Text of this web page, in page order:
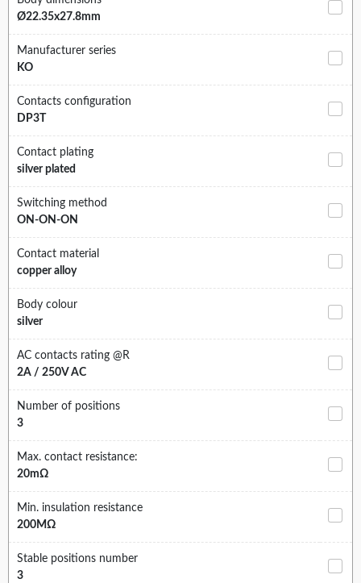
Ø22.35x27.8mm
Manufacturer series
KO
Contacts configuration
DP3T
Contact plating
silver plated
Switching method
ON-ON-ON
Contact material
copper alloy
Body colour
silver
AC contacts rating @R
2A / 250V AC
Number of positions
3
Max. contact resistance:
20mΩ
Min. insulation resistance
200MΩ
Stable positions number
3